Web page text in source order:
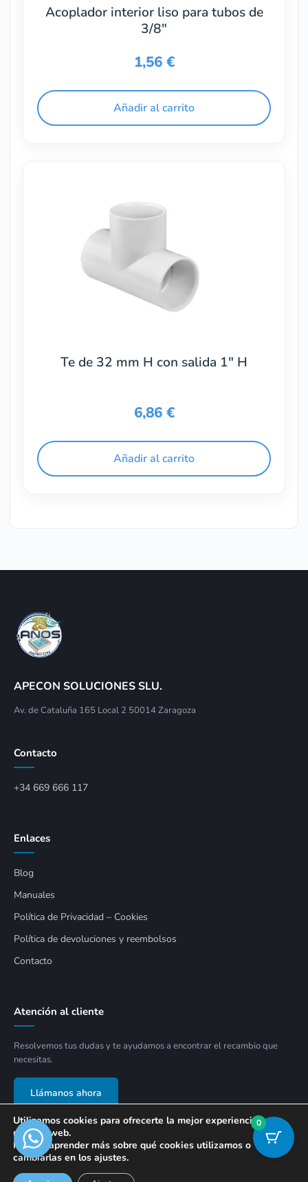
Acoplador interior liso para tubos de
3/8″
1,56 €
Añadir al carrito
Te de 32 mm H con salida 1″ H
6,86 €
Añadir al carrito
APECON SOLUCIONES SLU.
Av. de Cataluña 165 Local 2 50014 Zaragoza
Contacto
+34 669 666 117
Enlaces
Blog
Manuales
Política de Privacidad – Cookies
Política de devoluciones y reembolsos
Contacto
Atención al cliente
Resolvemos tus dudas y te ayudamos a encontrar el recambio que
necesitas.
Llámanos ahora
Utilizamos cookies para ofrecerte la mejor experiencia en
nuestra web.
Puedes aprender más sobre qué cookies utilizamos o
cambiarlas en los ajustes.
0